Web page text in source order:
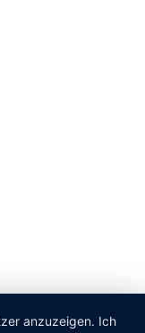
anzuzeigen. Ich